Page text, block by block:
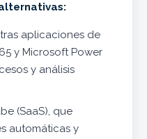
aplicaciones de
y Microsoft Power
y análisis
(SaaS), que
automáticas y